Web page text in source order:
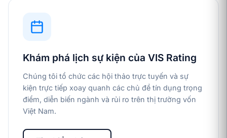
Khám phá lịch sự kiện của VIS Rating
Chúng tôi tổ chức các hội thảo trực tuyến và sự
kiện trực tiếp xoay quanh các chủ đề tín dụng trọng
điểm, diễn biến ngành và rủi ro trên thị trường vốn
Việt Nam.